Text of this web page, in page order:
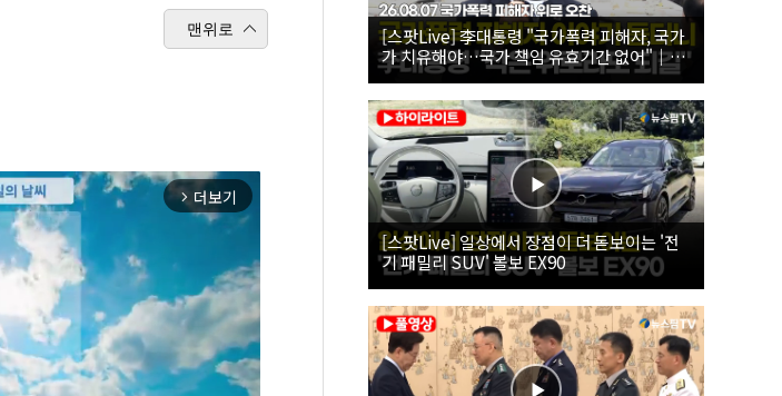
맨위로
arrow_forward_ios 더보기
[스팟Live] 李대통령 "국가폭력 피해자, 국가
가 치유해야…국가 책임 유효기간 없어"｜
26.08.07 국가폭력 피해자 위로 오찬
[스팟Live] 일상에서 장점이 더 돋보이는 '전
기 패밀리 SUV' 볼보 EX90